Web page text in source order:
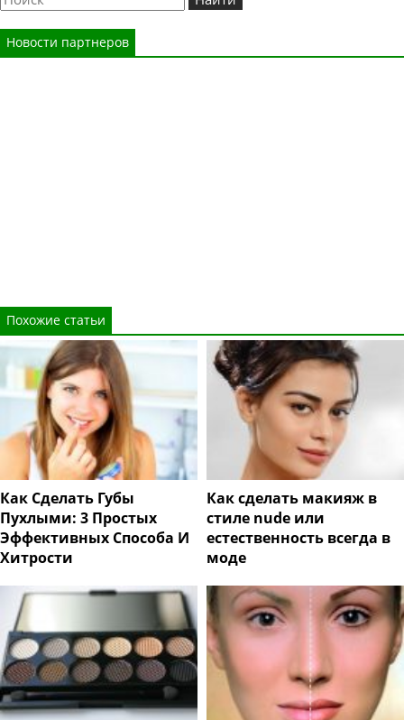
Новости партнеров
Похожие статьи
Как Сделать Губы
Пухлыми: 3 Простых
Эффективных Способа И
Хитрости
Как сделать макияж в
стиле nude или
естественность всегда в
моде